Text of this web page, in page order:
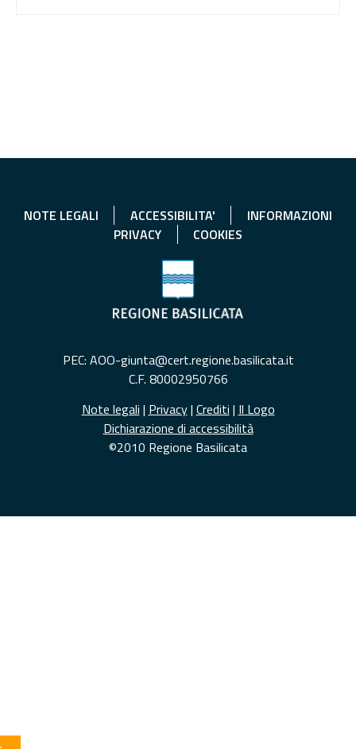
NOTE LEGALI ACCESSIBILITA'
INFORMAZIONI
PRIVACY
COOKIES
PEC: AOO-giunta@cert.regione.basilicata.it
C.F. 80002950766
Note legali | Privacy| Crediti | Il Logo
Dichiarazione di accessibilità
©2010 Regione Basilicata